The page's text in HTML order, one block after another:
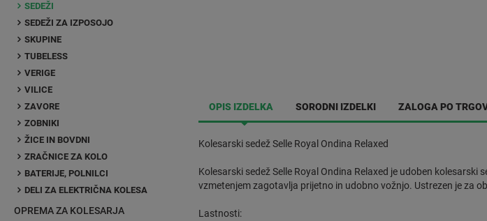
SEDEŽI
SEDEŽI ZA IZPOSOJO
SKUPINE
TUBELESS
VERIGE
VILICE
ZAVORE
ZOBNIKI
ŽICE IN BOVDNI
ZRAČNICE ZA KOLO
BATERIJE, POLNILCI
DELI ZA ELEKTRIČNA KOLESA
OPREMA ZA KOLESARJA
OPIS IZDELKA SORODNI IZDELKI ZALOGA PO
Kolesarski sedež Selle Royal Ondina Relaxed
Kolesarski sedež Selle Royal Ondina Relaxed je udoben
vzmetenjem zagotavlja prijetno in udobno vožnjo. Ustrezen je za
Lastnosti: